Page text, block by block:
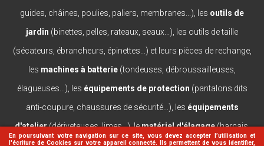
En poursuivant votre navigation sur ce site, vous devez accepter l’utilisation et
l'écriture de Cookies sur votre appareil connecté. Ils permettent de vous identifier,
guides, châines, poulies, paliers, membranes...), les outils de
jardin (binettes, pelles, rateaux, seaux...), les outils de taille
(sécateurs, ébrancheurs, épinettes...) et leurs pièces de rechange,
les machines à batterie (tondeuses, débroussailleuses,
élagueuses...), les équipements de protection (pantalons dits
anti-coupure, chaussures de sécurité...), les équipements
d'atelier(dériveteuses, limes...), lematériel d'élagage(harnais,